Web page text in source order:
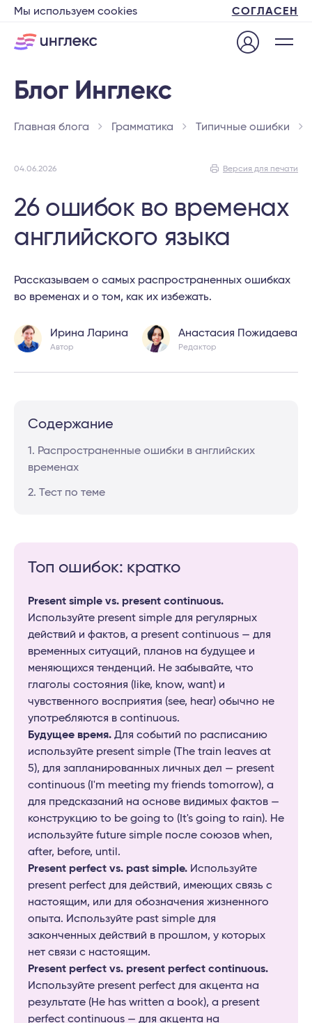
Мы используем cookies СОГЛАСЕН
Главная блога Грамматика Типичные ошибки
04.06.2026 Версия для печати
26 ошибок во временах
английского языка
Рассказываем о самых распространенных ошибках
во временах и о том, как их избежать.
Ирина Ларина
Автор
Анастасия Пожидаева
Редактор
Содержание
1. Распространенные ошибки в английских
временах
2. Тест по теме
Топ ошибок: кратко
Present simple vs. present continuous.
Используйте present simple для регулярных
действий и фактов, а present continuous — для
временных ситуаций, планов на будущее и
меняющихся тенденций. Не забывайте, что
глаголы состояния (like, know, want) и
чувственного восприятия (see, hear) обычно не
употребляются в continuous.
Будущее время. Для событий по расписанию
используйте present simple (The train leaves at
5), для запланированных личных дел — present
continuous (I'm meeting my friends tomorrow), а
для предсказаний на основе видимых фактов —
конструкцию to be going to (It's going to rain). Не
используйте future simple после союзов when,
after, before, until.
Present perfect vs. past simple. Используйте
present perfect для действий, имеющих связь с
настоящим, или для обозначения жизненного
опыта. Используйте past simple для
законченных действий в прошлом, у которых
нет связи с настоящим.
Present perfect vs. present perfect continuous.
Используйте present perfect для акцента на
результате (He has written a book), а present
perfect continuous — для акцента на